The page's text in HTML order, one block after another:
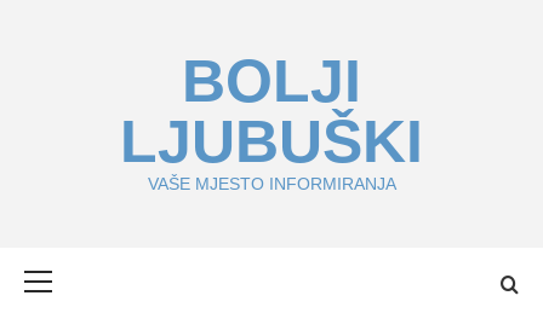
BOLJI
LJUBUŠKI
VAŠE MJESTO INFORMIRANJA